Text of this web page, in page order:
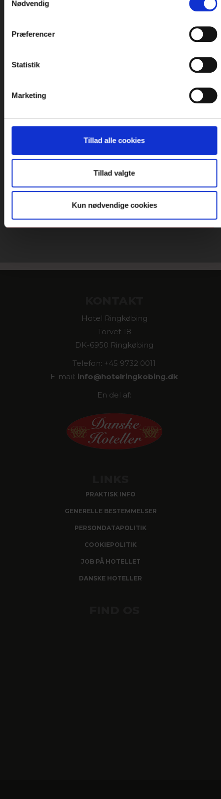
Nødvendig
Præferencer
Statistik
Marketing
Tillad alle cookies
Tillad valgte
Kun nødvendige cookies
Udfyld formularen så vender vi tilbage
Hotel Ringkøbing
Torvet 18
DK-6950 Ringkøbing
Telefon: +45 9732 0011
E-mail: info@hotelringkobing.dk
En del af:
PRAKTISK INFO
GENERELLE BESTEMMELSER
PERSONDATAPOLITIK
COOKIEPOLITIK
JOB PÅ HOTELLET
DANSKE HOTELLER